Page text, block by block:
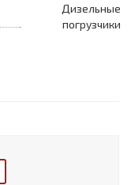
Дизельные
погрузчики